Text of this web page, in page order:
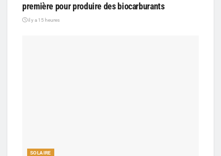
première pour produire des biocarburants
il y a 15 heures
SOLAIRE